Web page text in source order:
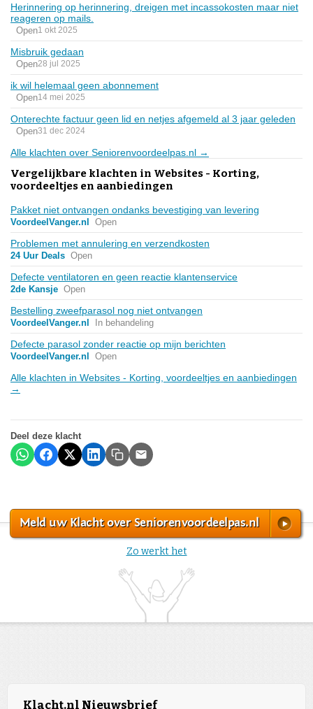
Herinnering op herinnering, dreigen met incassokosten maar niet
reageren op mails.
Open1 okt 2025
Misbruik gedaan
Open28 jul 2025
ik wil helemaal geen abonnement
Open14 mei 2025
Onterechte factuur geen lid en netjes afgemeld al 3 jaar geleden
Open31 dec 2024
Alle klachten over Seniorenvoordeelpas.nl →
Vergelijkbare klachten in Websites - Korting,
voordeeltjes en aanbiedingen
Pakket niet ontvangen ondanks bevestiging van levering
VoordeelVanger.nl Open
Problemen met annulering en verzendkosten
24 Uur Deals Open
Defecte ventilatoren en geen reactie klantenservice
2de Kansje Open
Bestelling zweefparasol nog niet ontvangen
VoordeelVanger.nl In behandeling
Defecte parasol zonder reactie op mijn berichten
VoordeelVanger.nl Open
Alle klachten in Websites - Korting, voordeeltjes en aanbiedingen
→
Deel deze klacht
Meld uw Klacht over Seniorenvoordeelpas.nl
Zo werkt het
Klacht.nl Nieuwsbrief